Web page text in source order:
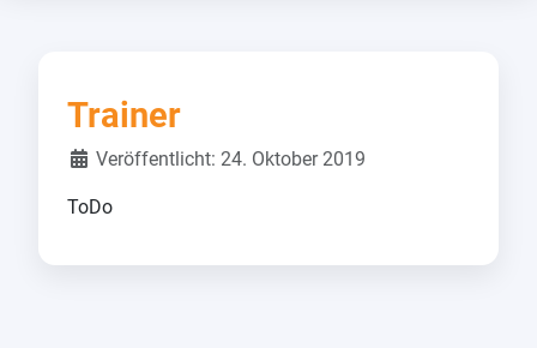
Trainer
DetailsVeröffentlicht: 24. Oktober 2019
ToDo